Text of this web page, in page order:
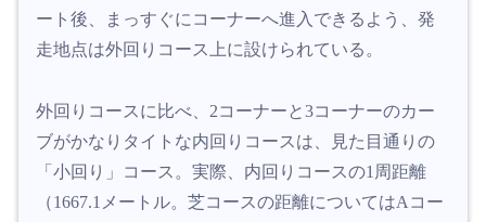
ート後、まっすぐにコーナーへ進入できるよう、発
走地点は外回りコース上に設けられている。
外回りコースに比べ、2コーナーと3コーナーのカー
ブがかなりタイトな内回りコースは、見た目通りの
「小回り」コース。実際、内回りコースの1周距離
（1667.1メートル。芝コースの距離についてはAコー